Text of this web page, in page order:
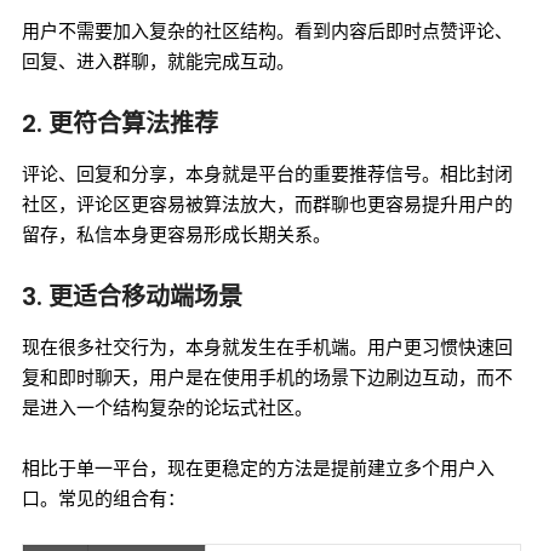
用户不需要加入复杂的社区结构。看到内容后即时点赞评论、
回复、进入群聊，就能完成互动。
2. 更符合算法推荐
评论、回复和分享，本身就是平台的重要推荐信号。相比封闭
社区，评论区更容易被算法放大，而群聊也更容易提升用户的
留存，私信本身更容易形成长期关系。
3. 更适合移动端场景
现在很多社交行为，本身就发生在手机端。用户更习惯快速回
复和即时聊天，用户是在使用手机的场景下边刷边互动，而不
是进入一个结构复杂的论坛式社区。
相比于单一平台，现在更稳定的方法是提前建立多个用户入
口。常见的组合有：